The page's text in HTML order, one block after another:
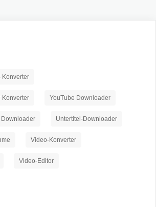
Konverter
Konverter YouTube Downloader
Downloader Untertitel-Downloader
Video-Konverter
Video-Editor